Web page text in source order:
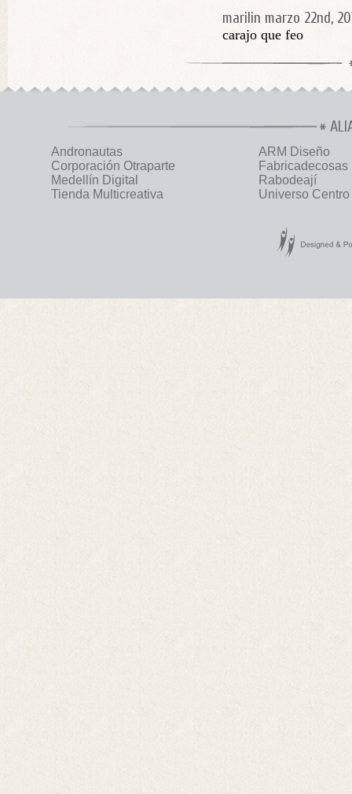
marilin marzo 22nd,
carajo que feo
Andronautas
ARM Diseño
Corporación Otraparte
Fabricadecosas
Medellín Digital
Rabodeají
Tienda Multicreativa
Universo Centro